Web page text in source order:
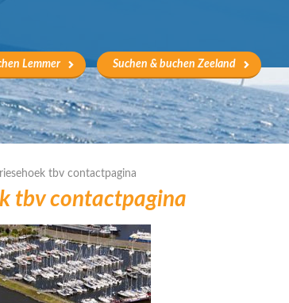
Lemmer Suchen & buchen Zeeland
tbv contactpagina
tbv contactpagina